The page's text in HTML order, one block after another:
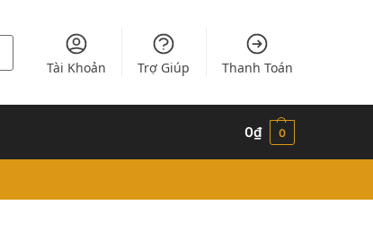
Tài Khoản Trợ Giúp Thanh Toán
0₫ 0